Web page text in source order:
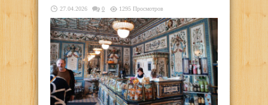
27.04.2026 0 1295 Просмотров